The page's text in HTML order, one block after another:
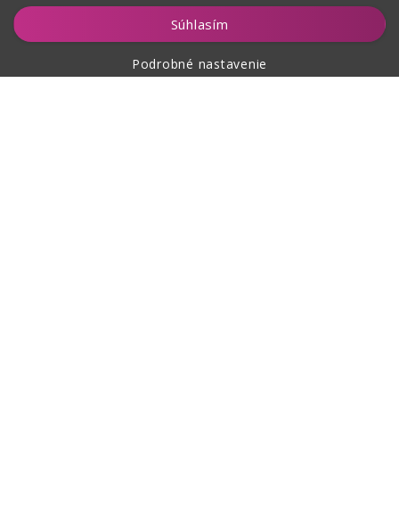
Súhlasím
Podrobné nastavenie
Hlídat